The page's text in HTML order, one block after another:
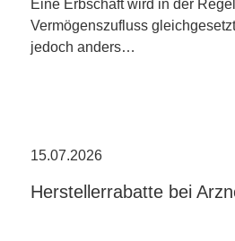
Eine Erbschaft wird in der
Vermögenszufluss
jedoch anders…
15.07.2026
Herstellerrabatte bei